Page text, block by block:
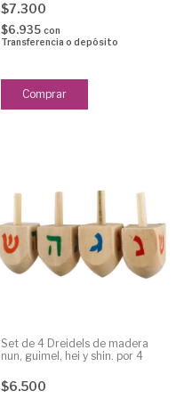
$7.300
$6.935 con
Transferencia o depósito
Set de 4 Dreidels de madera
nun, guimel, hei y shin. por 4
$6.500